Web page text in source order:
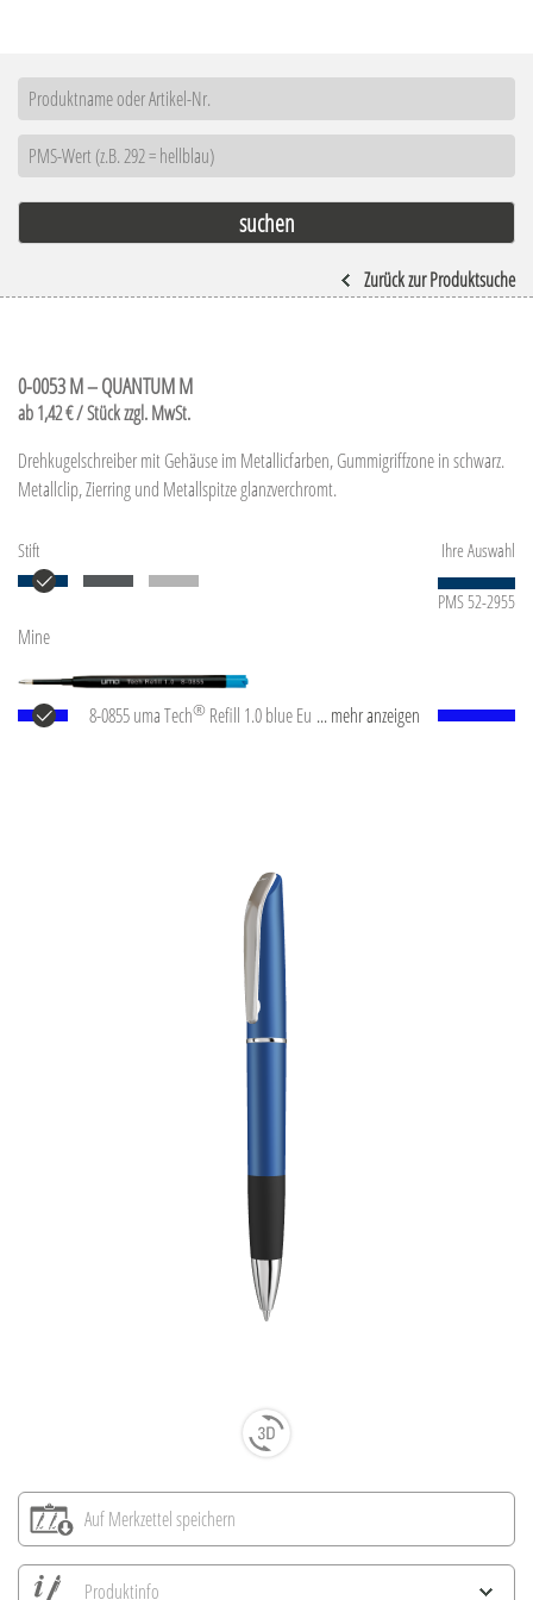
Zurück zur Produktsuche
0-0053 M – QUANTUM M
ab 1,42 € / Stück zzgl. MwSt.
Drehkugelschreiber mit Gehäuse im Metallicfarben, Gummigriffzone in schwarz.
Metallclip, Zierring und Metallspitze glanzverchromt.
Ihre Auswahl
Stift
PMS 52-2955
Mine
8-0855 uma Tech® Refill 1.0 blue Europäische
... mehr anzeigen
Auf Merkzettel speichern
Produktinfo